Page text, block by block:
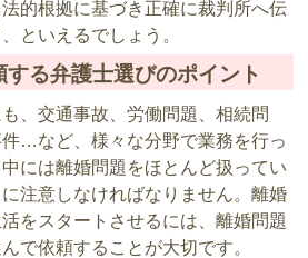
的根拠に基づき正確に裁判所へ伝
といえるでしょう。
る弁護士選びのポイント
、交通事故、労働問題、相続問
…など、様々な分野で業務を行っ
には離婚問題をほとんど扱ってい
注意しなければなりません。離婚
をスタートさせるには、離婚問題
で依頼することが大切です。